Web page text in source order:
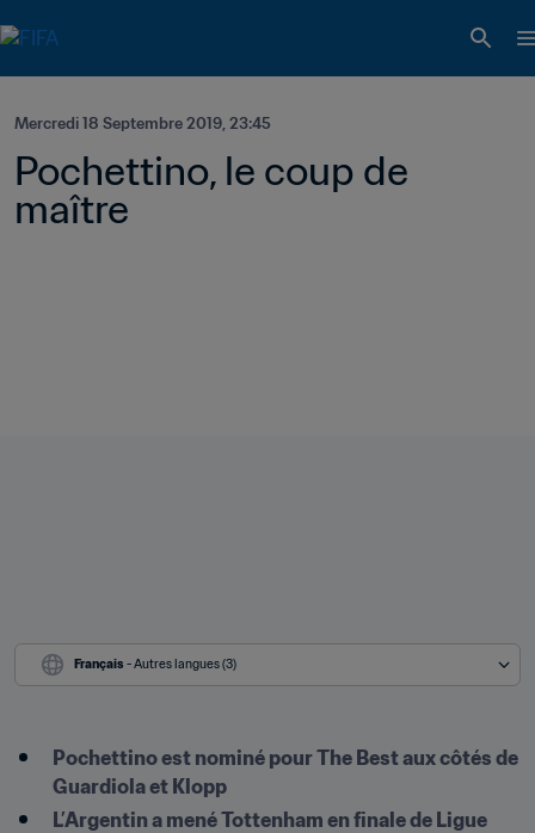
Mercredi 18 Septembre 2019, 23:45
Pochettino, le coup de
maître
Français - Autres langues (3)
Pochettino est nominé pour The Best aux côtés de
Guardiola et Klopp
L’Argentin a mené Tottenham en finale de Ligue